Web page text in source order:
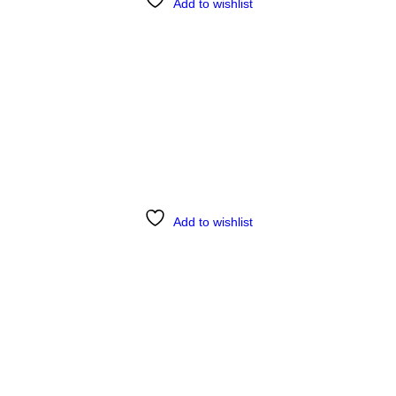
Add to wishlist
Add to wishlist